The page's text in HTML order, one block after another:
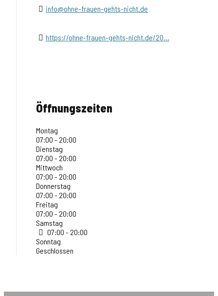
info@ohne-frauen-gehts-nicht.de
https://ohne-frauen-gehts-nicht.de/20...
Öffnungszeiten
Montag
07:00 - 20:00
Dienstag
07:00 - 20:00
Mittwoch
07:00 - 20:00
Donnerstag
07:00 - 20:00
Freitag
07:00 - 20:00
Samstag
07:00 - 20:00
Sonntag
Geschlossen